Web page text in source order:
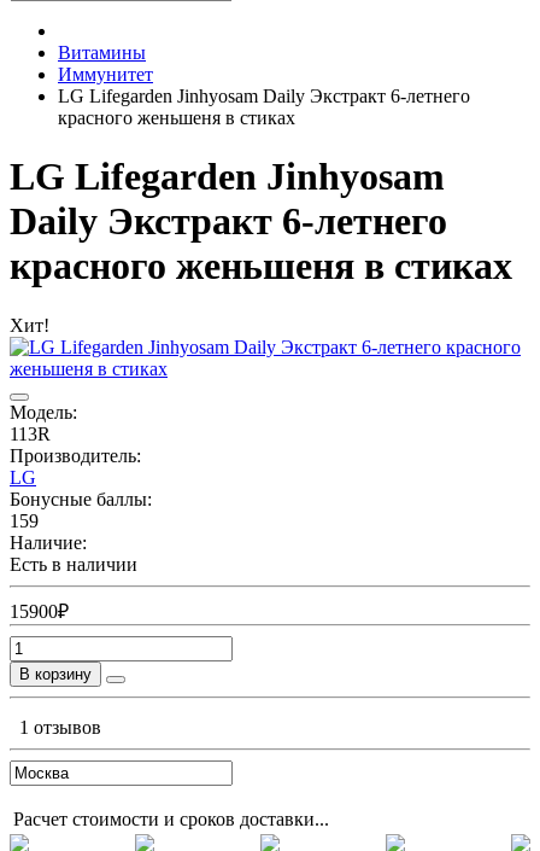
Витамины
Иммунитет
LG Lifegarden Jinhyosam Daily Экстракт 6-летнего
красного женьшеня в стиках
LG Lifegarden Jinhyosam
Daily Экстракт 6-летнего
красного женьшеня в стиках
Хит!
Модель:
113R
Производитель:
LG
Бонусные баллы:
159
Наличие:
Есть в наличии
15900₽
В корзину
1 отзывов
Расчет стоимости и сроков доставки...